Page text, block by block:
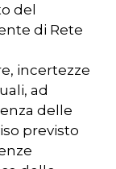
del
di Rete
incertezze
ad
delle
previsto